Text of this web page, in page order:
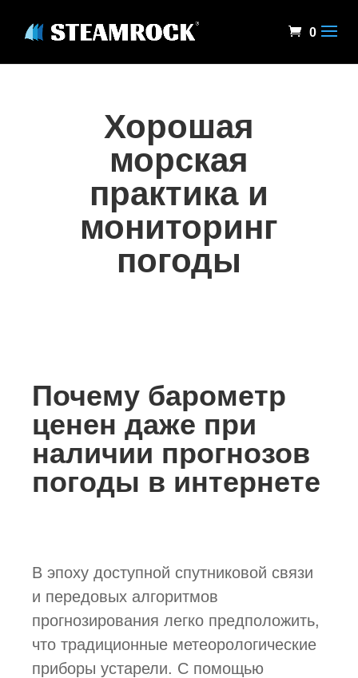
0
Хорошая
морская
практика и
мониторинг
погоды
Почему барометр
ценен даже при
наличии прогнозов
погоды в интернете
В эпоху доступной спутниковой связи
и передовых алгоритмов
прогнозирования легко предположить,
что традиционные метеорологические
приборы устарели. С помощью